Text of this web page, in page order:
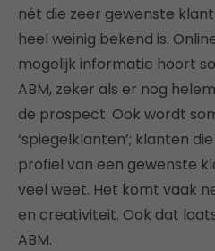
nét die zeer gewenste
heel weinig bekend is.
mogelijk informatie hoort
ABM, zeker als er nog
de prospect. Ook wordt
‘spiegelklanten’; klanten
profiel van een gewenste
veel weet. Het komt vaak
en creativiteit. Ook dat
ABM.